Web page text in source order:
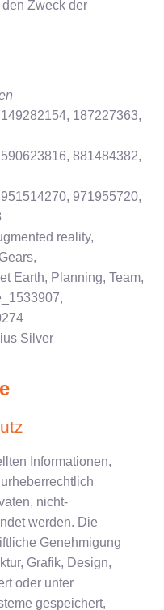
Zweck der
187227363,
881484382,
971955720,
reality,
Earth, Planning, Team,
Silver
Informationen,
nicht-
werden. Die
Genehmigung
Grafik, Design,
oder unter
gespeichert,